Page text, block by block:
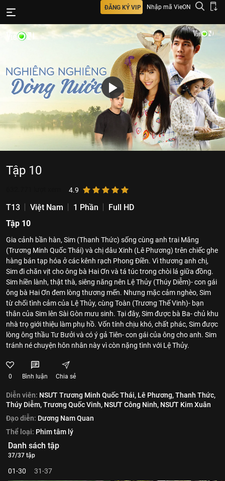
ĐĂNG KÝ VIP Nhập mã VieON
Tập 10
4.9
T13 Việt Nam 1 Phần
Full HD
Tập 10
Gia cảnh bần hàn, Sim (Thanh Thức) sống cùng anh trai Măng
(Trương Minh Quốc Thái) và chị dâu Xinh (Lê Phương) trên chiếc ghe
hàng bán tạp hóa ở các kênh rạch Phong Điền. Vì thương anh chị,
Sim đi chăn vịt cho ông bà Hai Ơn và tá túc trong chòi lá giữa đồng.
Sim hiền lành, thật thà, siêng năng nên Lệ Thủy (Thúy Diễm)- con gái
ông bà Hai Ơn đem lòng thương mến. Nhưng mặc cảm nghèo, Sim
từ chối tình cảm của Lệ Thủy, cùng Toàn (Trương Thế Vinh)- bạn
thân của Sim lên Sài Gòn mưu sinh. Tại đây, Sim được bà Ba- chủ khu
nhà trọ giới thiệu làm phụ hồ. Vốn tính chịu khó, chất phác, Sim được
lòng ông thầu Tư Bưởi và có ý gả Tiên- con gái của ông cho anh. Sim
tránh né chuyện hôn nhân này vì còn nặng tình với Lệ Thủy.
0 Bình luận Chia sẻ
Diễn viên: NSƯT Trương Minh Quốc Thái, Lê Phương,Thanh Thức,
Thúy Diễm,Trương Quốc Vinh, NSƯT Công Ninh, NSƯT Kim Xuân
Đạo diễn: Dương Nam Quan
Thể loại: Phim tâm lý
Danh sách tập
37/37 tập
01-30 31-37